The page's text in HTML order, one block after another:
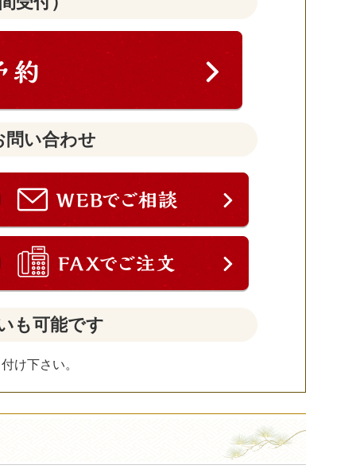
問い合わせ
も可能です
け下さい。